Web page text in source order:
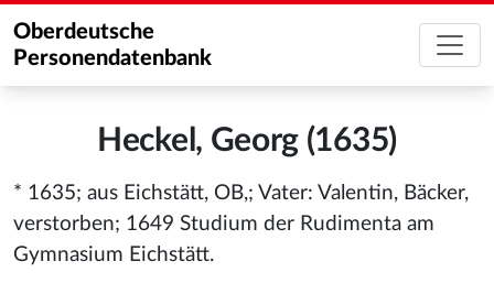
Oberdeutsche
Personendatenbank
Heckel, Georg (1635)
* 1635; aus Eichstätt, OB,; Vater: Valentin, Bäcker,
verstorben; 1649 Studium der Rudimenta am
Gymnasium Eichstätt.